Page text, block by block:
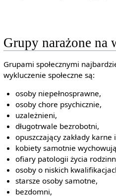
Grupy narażone na
Grupami społecznymi
wykluczenie społeczne są:
osoby niepełnosprawne,
osoby chore psychicznie,
uzależnieni,
długotrwale bezrobotni,
opuszczający zakłady karne
kobiety samotnie
ofiary patologii życia
osoby o niskich
starsze osoby samotne,
bezdomni,